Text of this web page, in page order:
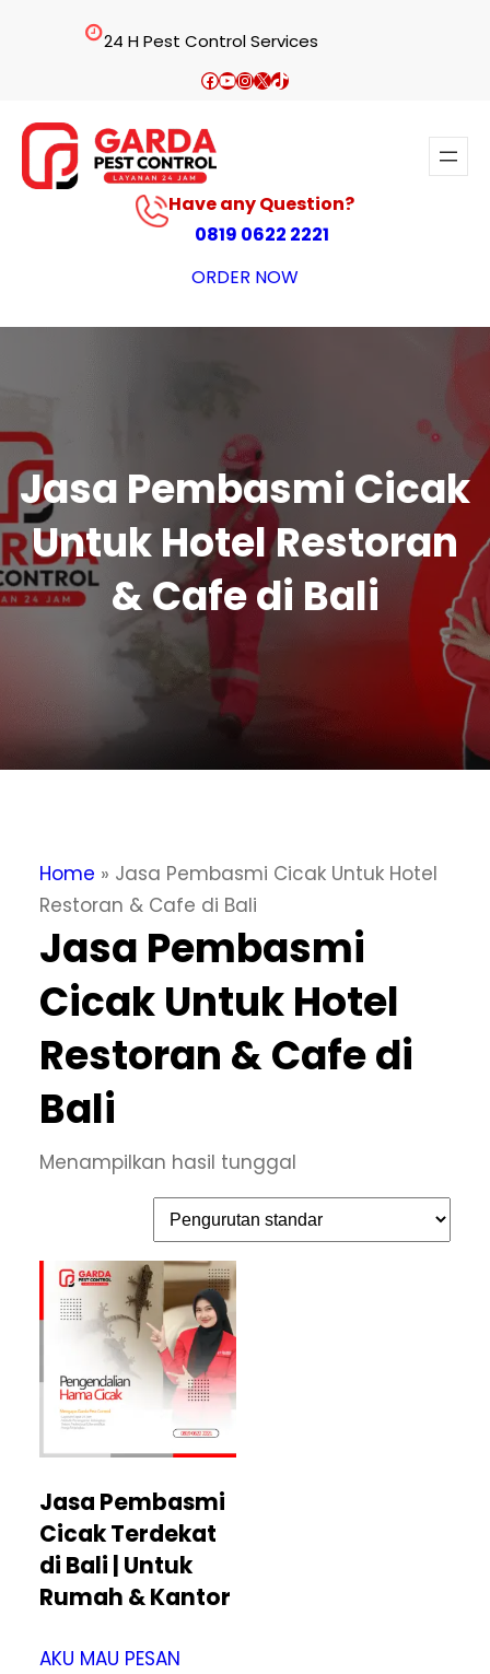
24 H Pest Control Services
Facebook
YouTube
Instagram
X TikTok
Have any Question?
0819 0622 2221
ORDER NOW
Jasa Pembasmi Cicak
Untuk Hotel Restoran
& Cafe di Bali
Home » Jasa Pembasmi Cicak Untuk Hotel
Restoran & Cafe di Bali
Jasa Pembasmi
Cicak Untuk Hotel
Restoran & Cafe di
Bali
Menampilkan hasil tunggal
Jasa Pembasmi
Cicak Terdekat
di Bali | Untuk
Rumah & Kantor
AKU MAU PESAN